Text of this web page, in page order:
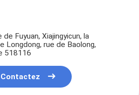
Fuyuan, Xiajingyicun, la
Longdong, rue de Baolong,
518116
Contactez